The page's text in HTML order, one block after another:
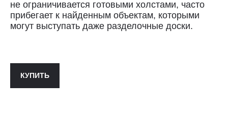
не ограничивается готовыми холстами, часто
прибегает к найденным объектам, которыми
могут выступать даже разделочные доски.
КУПИТЬ
по предварительной договорённости
+7 (921) 433-35-93